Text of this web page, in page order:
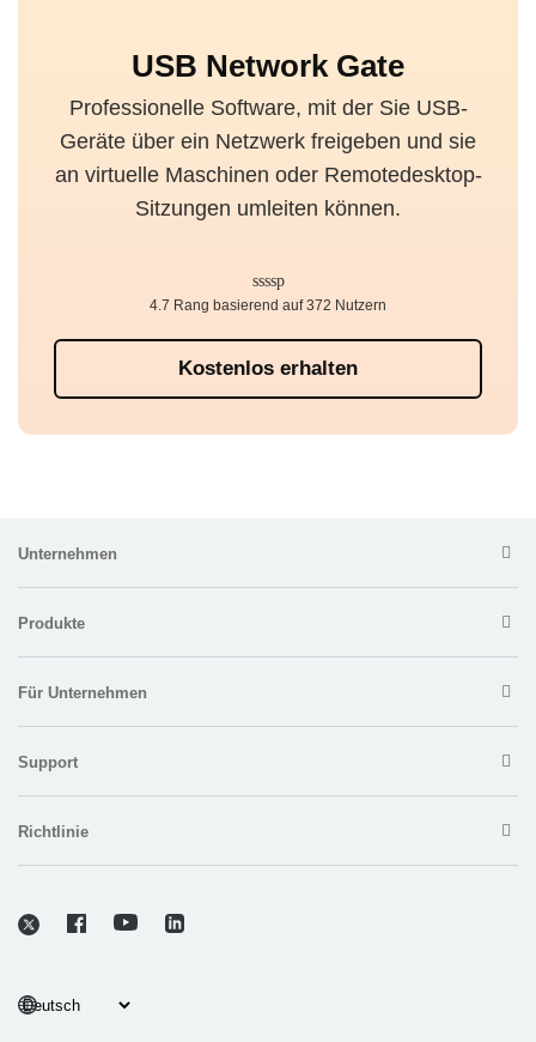
USB Network Gate
Professionelle Software, mit der Sie USB-
Geräte über ein Netzwerk freigeben und sie
an virtuelle Maschinen oder Remotedesktop-
Sitzungen umleiten können.
Kostenlos erhalten
4.7 Rang basierend auf 372 Nutzern
Unternehmen
Produkte
Für Unternehmen
Support
Richtlinie